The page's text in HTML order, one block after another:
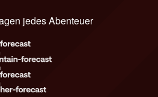
jedes Abenteuer